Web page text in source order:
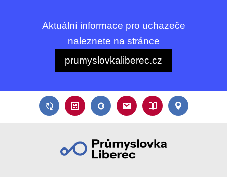
Aktuální informace pro uchazeče
naleznete na stránce
prumyslovkaliberec.cz